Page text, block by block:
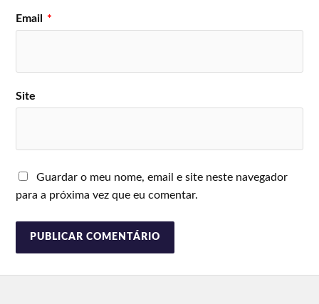
Email *
Site
Guardar o meu nome, email e site neste navegador
para a próxima vez que eu comentar.